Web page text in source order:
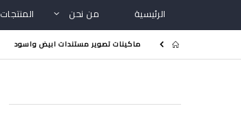
الرئيسية من نحن المنتجات
ماكينات تصوير مستندات ابيض واسود